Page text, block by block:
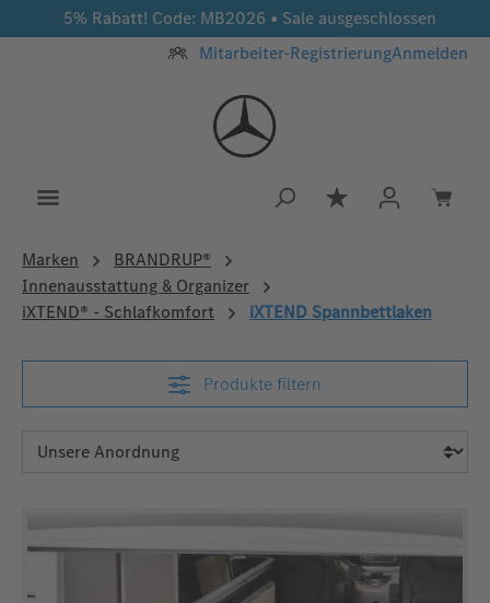
Zum Hauptinhalt springen
5% Rabatt! Code: MB2026 • Sale ausgeschlossen
Mitarbeiter-RegistrierungAnmelden
Du hast 0
Marken
BRANDRUP®
Innenausstattung & Organizer
iXTEND® - Schlafkomfort
iXTEND Spannbettlaken
Produkte filtern